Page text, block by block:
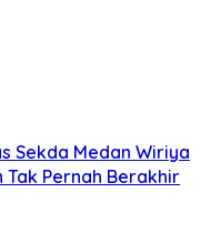
Sekda Medan Wiriya
Pernah Berakhir